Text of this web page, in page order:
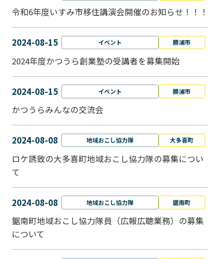
令和6年度いすみ市移住講演会開催のお知らせ！！！
2024-08-15 イベント 勝浦市
2024年度かつうら創業塾の受講者を募集開始
2024-08-15 イベント 勝浦市
かつうらみんなの交流会
2024-08-08 地域おこし協力隊 大多喜町
ロケ誘致の大多喜町地域おこし協力隊の募集につい
て
2024-08-08 地域おこし協力隊 鋸南町
鋸南町地域おこし協力隊員（広報広聴業務）の募集
について